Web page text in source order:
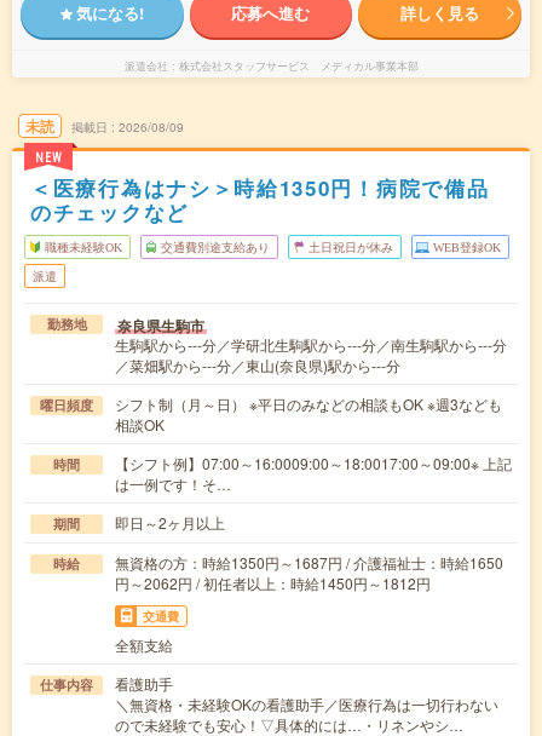
気になる! 応募へ進む 詳しく見る
派遣会社 株式会社スタッフサービス メディカル事業本部
未読
NEW
掲載日 2026/08/09
＜医療行為はナシ＞時給1350円！病院で備品
のチェックなど
職種未経験OK 交通費別途支給あり 土日祝日が休み WEB登録OK
派遣
勤務地 奈良県生駒市
生駒駅から---分／学研北生駒駅から---分／南生駒駅から---分
／菜畑駅から---分／東山(奈良県)駅から---分
曜日頻度
シフト制（月～日） ※平日のみなどの相談もOK ※週3なども
相談OK
時間
【シフト例】07:00～16:0009:00～18:0017:00～09:00※ 上記
は一例です！そ…
期間 即日～2ヶ月以上
時給
無資格の方：時給1350円～1687円 / 介護福祉士：時給1650
円～2062円 / 初任者以上：時給1450円～1812円
交通費
全額支給
仕事内容
看護助手
＼無資格・未経験OKの看護助手／医療行為は一切行わない
ので未経験でも安心！▽具体的には…・リネンやシ…